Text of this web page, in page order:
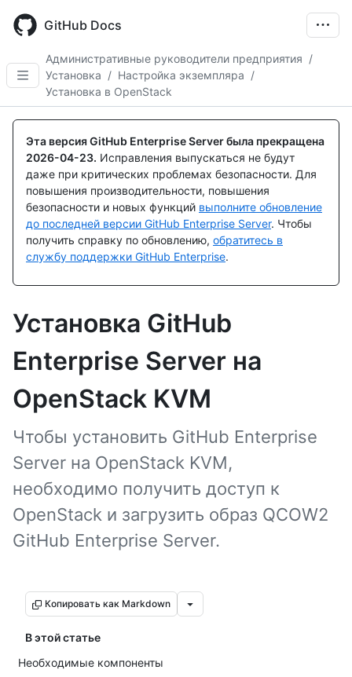
main
GitHub Docs
Административные руководители предприятия /
Установка / Настройка экземпляра /
Установка в OpenStack
Эта версия GitHub Enterprise Server была прекращена
2026-04-23. Исправления выпускаться не будут
даже при критических проблемах безопасности. Для
повышения производительности, повышения
безопасности и новых функций выполните обновление
до последней версии GitHub Enterprise Server. Чтобы
получить справку по обновлению, обратитесь в
службу поддержки GitHub Enterprise.
Установка GitHub
Enterprise Server на
OpenStack KVM
Чтобы установить GitHub Enterprise
Server на OpenStack KVM,
необходимо получить доступ к
OpenStack и загрузить образ QCOW2
GitHub Enterprise Server.
Копировать как Markdown
В этой статье
Необходимые компоненты